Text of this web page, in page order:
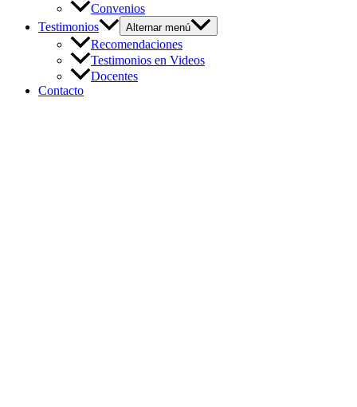
Convenios
Testimonios
Alternar menú
Recomendaciones
Testimonios en Videos
Docentes
Contacto